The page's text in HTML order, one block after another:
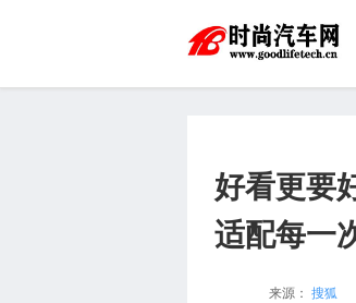
好看更要
适配每一
来源： 搜狐